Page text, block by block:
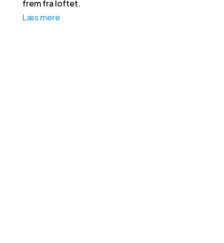
frem fra loftet.
Læs mere